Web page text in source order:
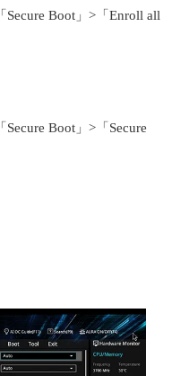
Secure Boot」>「Enroll all
Secure Boot」>「Secure